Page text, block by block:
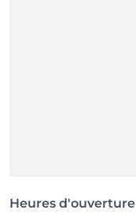
Heures d'ouverture